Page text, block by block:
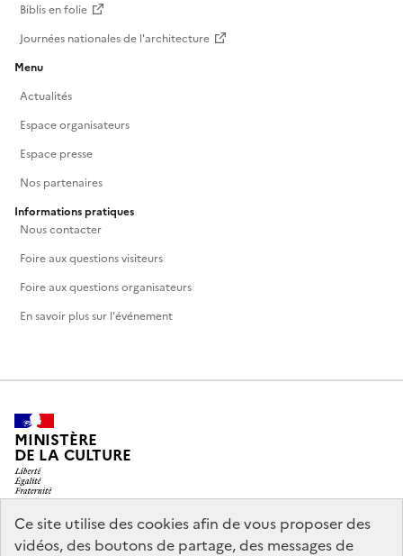
Ce site utilise des cookies afin de vous proposer des
vidéos, des boutons de partage, des messages de
Biblis en folie
Journées nationales de l'architecture
Menu
Actualités
Espace organisateurs
Espace presse
Nos partenaires
Informations pratiques
Nous contacter
Foire aux questions visiteurs
Foire aux questions organisateurs
En savoir plus sur l'événement
MINISTÈRE
DE LA CULTURE
legifrance.gouv.fr info.gouv.fr